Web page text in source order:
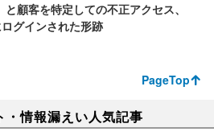
顧客を特定しての不正アクセス、
ログインされた形跡
PageTop
・情報漏えい人気記事